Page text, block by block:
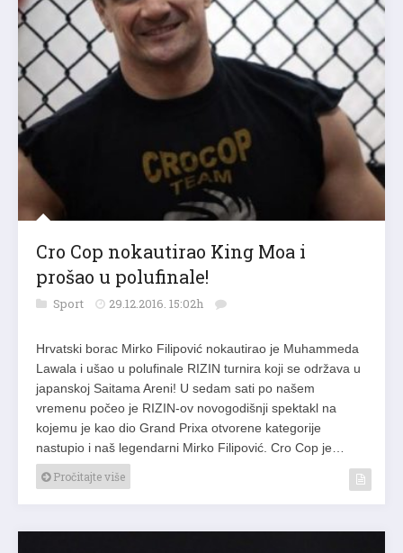
Cro Cop nokautirao King Moa i
prošao u polufinale!
Sport 29.12.2016. 15:02h
Hrvatski borac Mirko Filipović nokautirao je Muhammeda
Lawala i ušao u polufinale RIZIN turnira koji se održava u
japanskoj Saitama Areni! U sedam sati po našem
vremenu počeo je RIZIN-ov novogodišnji spektakl na
kojemu je kao dio Grand Prixa otvorene kategorije
nastupio i naš legendarni Mirko Filipović. Cro Cop je…
Pročitajte više